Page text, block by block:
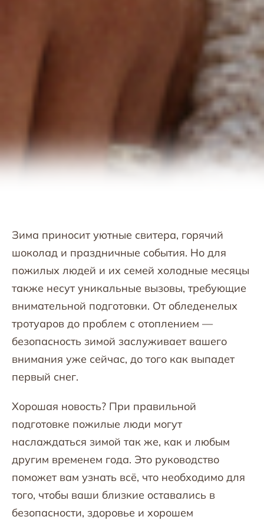
Зима приносит уютные свитера, горячий
шоколад и праздничные события. Но для
пожилых людей и их семей холодные месяцы
также несут уникальные вызовы, требующие
внимательной подготовки. От обледенелых
тротуаров до проблем с отоплением —
безопасность зимой заслуживает вашего
внимания уже сейчас, до того как выпадет
первый снег.
Хорошая новость? При правильной
подготовке пожилые люди могут
наслаждаться зимой так же, как и любым
другим временем года. Это руководство
поможет вам узнать всё, что необходимо для
того, чтобы ваши близкие оставались в
безопасности, здоровье и хорошем